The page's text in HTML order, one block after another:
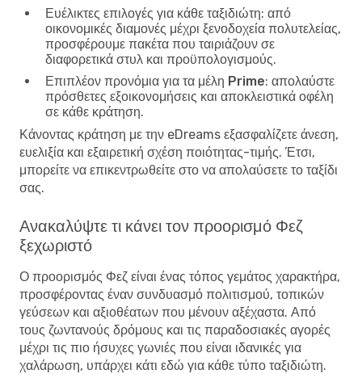
Ευέλικτες επιλογές για κάθε ταξιδιώτη: από
οικονομικές διαμονές μέχρι ξενοδοχεία πολυτελείας,
προσφέρουμε πακέτα που ταιριάζουν σε
διαφορετικά στυλ και προϋπολογισμούς.
Επιπλέον προνόμια για τα μέλη Prime: απολαύστε
πρόσθετες εξοικονομήσεις και αποκλειστικά οφέλη
σε κάθε κράτηση.
Κάνοντας κράτηση με την eDreams εξασφαλίζετε άνεση,
ευελιξία και εξαιρετική σχέση ποιότητας-τιμής. Έτσι,
μπορείτε να επικεντρωθείτε στο να απολαύσετε το ταξίδι
σας.
Ανακαλύψτε τι κάνει τον προορισμό Φεζ
ξεχωριστό
Ο προορισμός Φεζ είναι ένας τόπος γεμάτος χαρακτήρα,
προσφέροντας έναν συνδυασμό πολιτισμού, τοπικών
γεύσεων και αξιοθέατων που μένουν αξέχαστα. Από
τους ζωντανούς δρόμους και τις παραδοσιακές αγορές
μέχρι τις πιο ήσυχες γωνιές που είναι ιδανικές για
χαλάρωση, υπάρχει κάτι εδώ για κάθε τύπο ταξιδιώτη.